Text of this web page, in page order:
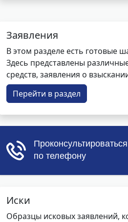
Заявления
В этом разделе есть готовые
Здесь представлены
средств, заявления о
Перейти в раздел
Иски
Образцы исковых заявлений,